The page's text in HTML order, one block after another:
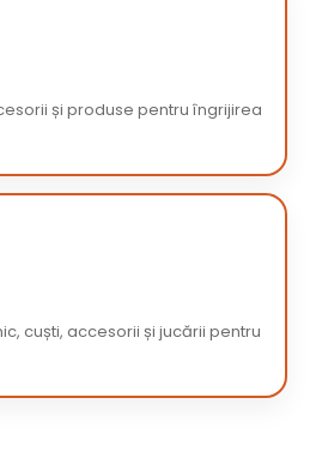
și produse pentru îngrijirea
cuști, accesorii și jucării pentru